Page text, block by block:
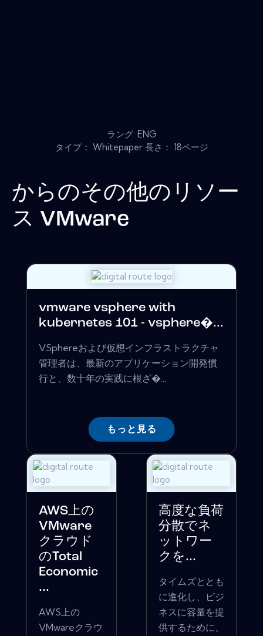
ラング: ENG
タイプ： Whitepaper 長さ： 18ページ
からのその他のリソー
ス VMware
vmware vsphere with
kubernetes 101 - vsphere�...
VSphereおよび仮想インフラストラクチャ
管理者は、最新のアプリケーション開発慣
行と、数十年の実践に根ざ�...
もっと見る
AWS上の
VMware
クラウド
のTotal
Economic
...
AWS上の
VMwareクラウ
高度な負荷
分散でネ
ットワー
クを...
タイムズととも
に進化し、ビジ
ネスに容量を提
供するために、